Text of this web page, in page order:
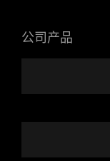
公司产品